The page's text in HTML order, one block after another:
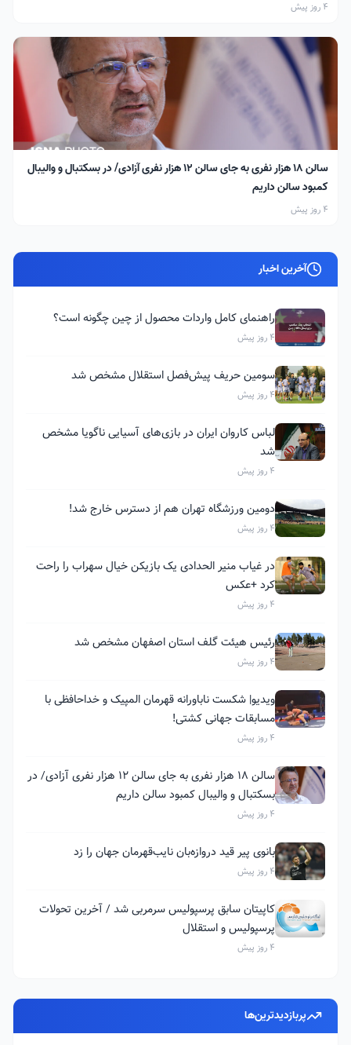
4 روز پیش
سالن ۱۸ هزار نفری به جای سالن ۱۲ هزار نفری آزادی/ در بسکتبال و والیبال
کمبود سالن داریم
4 روز پیش
آخرین اخبار
راهنمای کامل واردات محصول از چین چگونه است؟
4 روز پیش
سومین حریف پیش‌فصل استقلال مشخص شد
4 روز پیش
لباس کاروان ایران در بازی‌های آسیایی ناگویا مشخص
شد
4 روز پیش
دومین ورزشگاه تهران هم از دسترس خارج شد!
4 روز پیش
در غیاب منیر الحدادی یک بازیکن خیال سهراب را راحت
کرد +عکس
4 روز پیش
رئیس هیئت گلف استان اصفهان مشخص شد
4 روز پیش
ویدیو| شکست ناباورانه قهرمان المپیک و خداحافظی با
مسابقات جهانی کشتی!
4 روز پیش
سالن ۱۸ هزار نفری به جای سالن ۱۲ هزار نفری آزادی/ در
بسکتبال و والیبال کمبود سالن داریم
4 روز پیش
بانوی پیر قید دروازه‌بان نایب‌قهرمان جهان را زد
4 روز پیش
کاپیتان سابق پرسپولیس سرمربی شد / آخرین تحولات
پرسپولیس و استقلال
4 روز پیش
پربازدیدترین‌ها